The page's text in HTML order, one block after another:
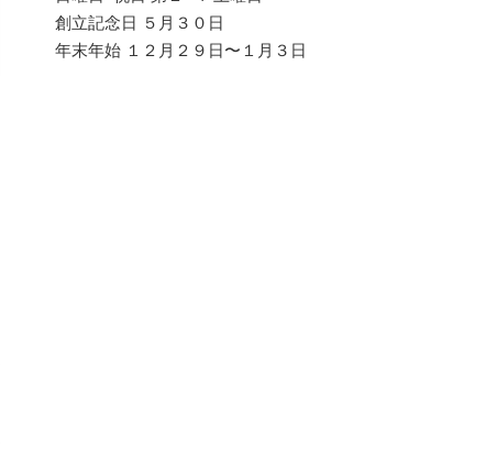
創立記念日 ５月３０日
年末年始 １２月２９日〜１月３日